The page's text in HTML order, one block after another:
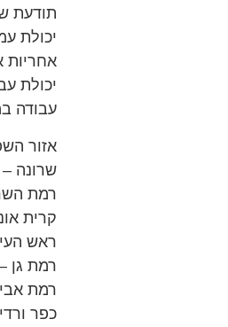
תודעת
יכולת
אחריות
יכולת
עבודה במשרה
אזור השפלה 3 תקנים (75% רחובות + רמלה 2
שרונה – 75% /50%
רמת השרון –
קרית אונו -75% (2
ראש העין 2 תקנים – 50% קבוע 50%
רמת גן – 75%
רמת אביב -
כפר